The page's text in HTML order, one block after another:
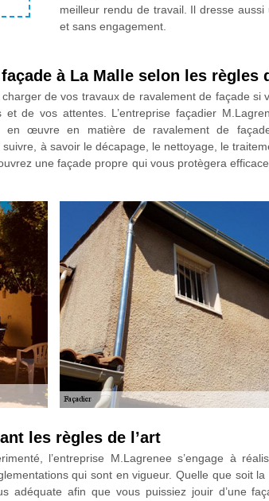
meilleur rendu de travail. Il dresse aussi
et sans engagement.
à La Malle selon les règles
de vos travaux de ravalement de façade si
de vos attentes. L’entreprise façadier
en œuvre en matière de ravalement de
à savoir le décapage, le nettoyage, le
une façade propre qui vous protègera
les règles de l’art
l’entreprise M.Lagrenee s’engage à
qui sont en vigueur. Quelle que soit la
adéquate afin que vous puissiez jouir d’une